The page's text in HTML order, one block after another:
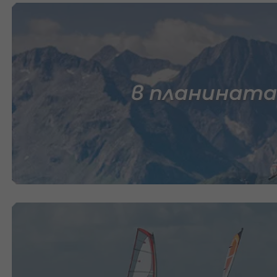
в планината